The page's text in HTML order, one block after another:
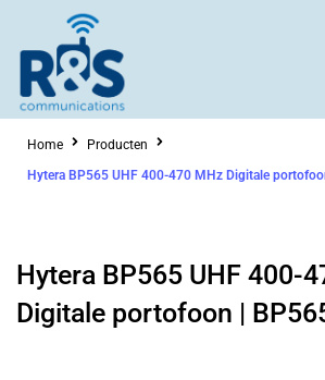
inhoud
Home
Producten
Hytera BP565 UHF 400-470 MHz Digitale
Hytera BP565 UHF 400-
Digitale portofoon |